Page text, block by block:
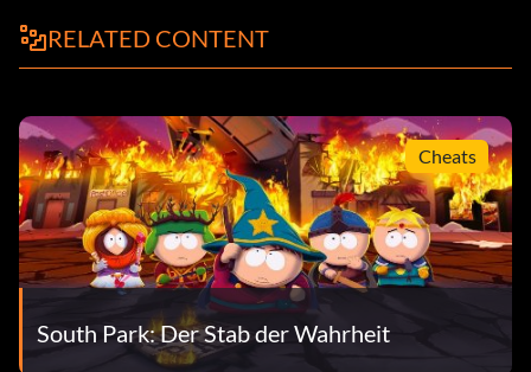
RELATED CONTENT
Cheats
South Park: Der Stab der Wahrheit